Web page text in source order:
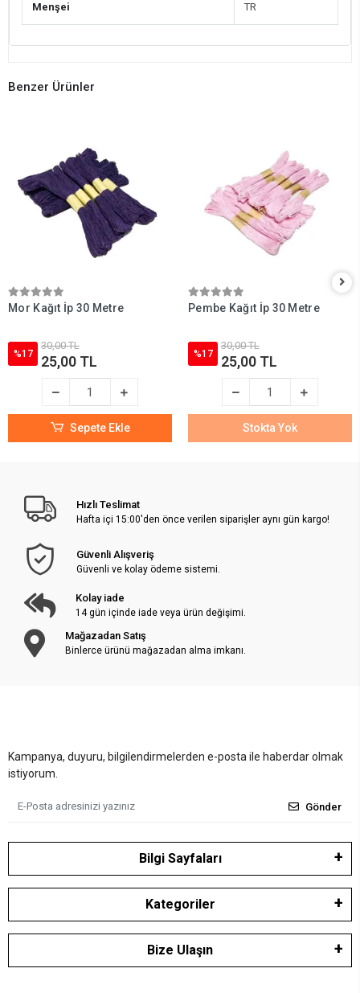
Menşei TR
Benzer Ürünler
Mor Kağıt İp 30 Metre
%17
30,00 TL
25,00 TL
Sepete Ekle
Pembe Kağıt İp 30 Metre
%17
30,00 TL
25,00 TL
Stokta Yok
Hızlı Teslimat
Hafta içi 15:00'den önce verilen siparişler aynı gün kargo!
Güvenli Alışveriş
Güvenli ve kolay ödeme sistemi.
Kolay iade
14 gün içinde iade veya ürün değişimi.
Mağazadan Satış
Binlerce ürünü mağazadan alma imkanı.
Kampanya, duyuru, bilgilendirmelerden e-posta ile haberdar olmak
istiyorum.
Gönder
Bilgi Sayfaları
Kategoriler
Bize Ulaşın